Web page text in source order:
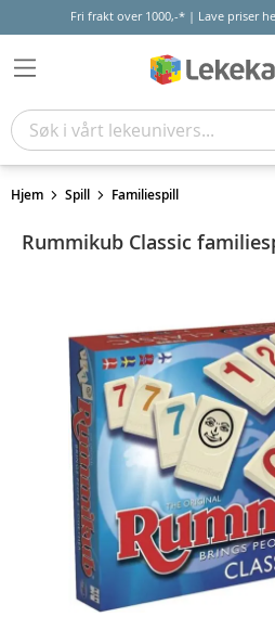
Fri frakt over 1000,-* | Lave priser
Hjem Spill Familiespill
Rummikub Classic